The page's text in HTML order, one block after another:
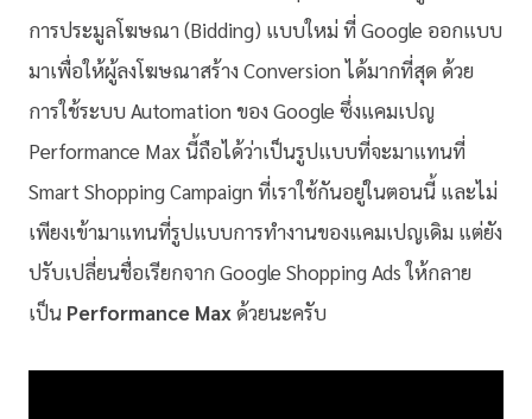
การประมูลโฆษณา (Bidding) แบบใหม่ ที่ Google ออกแบบ
มาเพื่อให้ผู้ลงโฆษณาสร้าง Conversion ได้มากที่สุด ด้วย
การใช้ระบบ Automation ของ Google ซึ่งแคมเปญ
Performance Max นี้ถือได้ว่าเป็นรูปแบบที่จะมาแทนที่
Smart Shopping Campaign ที่เราใช้กันอยู่ในตอนนี้ และไม่
เพียงเข้ามาแทนที่รูปแบบการทำงานของแคมเปญเดิม แต่ยัง
ปรับเปลี่ยนชื่อเรียกจาก Google Shopping Ads ให้กลาย
เป็น Performance Max ด้วยนะครับ